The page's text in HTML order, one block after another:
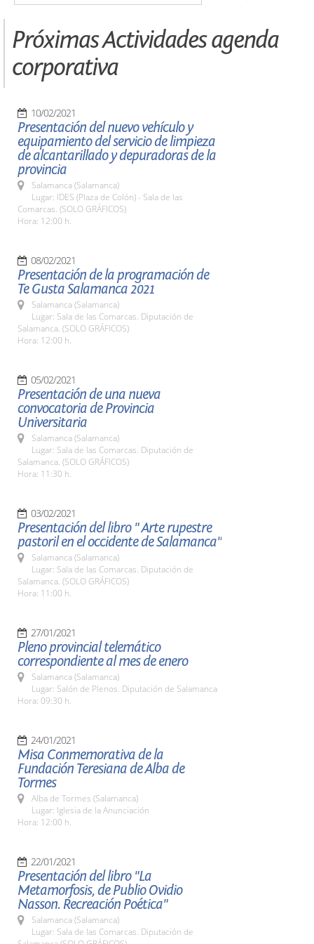
Próximas Actividades agenda
corporativa
10/02/2021
Presentación del nuevo vehículo y
equipamiento del servicio de limpieza
de alcantarillado y depuradoras de la
provincia
Salamanca (Salamanca)
Lugar: IDES (Plaza de Colón) - Sala de las
Comarcas. (SOLO GRÁFICOS)
Hora: 12:00 h.
08/02/2021
Presentación de la programación de
Te Gusta Salamanca 2021
Salamanca (Salamanca)
Lugar: Sala de las Comarcas. Diputación de
Salamanca. (SOLO GRÁFICOS)
Hora: 12:00 h.
05/02/2021
Presentación de una nueva
convocatoria de Provincia
Universitaria
Salamanca (Salamanca)
Lugar: Sala de las Comarcas. Diputación de
Salamanca. (SOLO GRÁFICOS)
Hora: 11:30 h.
03/02/2021
Presentación del libro " Arte rupestre
pastoril en el occidente de Salamanca"
Salamanca (Salamanca)
Lugar: Sala de las Comarcas. Diputación de
Salamanca. (SOLO GRÁFICOS)
Hora: 11:00 h.
27/01/2021
Pleno provincial telemático
correspondiente al mes de enero
Salamanca (Salamanca)
Lugar: Salón de Plenos. Diputación de Salamanca
Hora: 09:30 h.
24/01/2021
Misa Conmemorativa de la
Fundación Teresiana de Alba de
Tormes
Alba de Tormes (Salamanca)
Lugar: Iglesia de la Anunciación
Hora: 12:00 h.
22/01/2021
Presentación del libro "La
Metamorfosis, de Publio Ovidio
Nasson. Recreación Poética"
Salamanca (Salamanca)
Lugar: Sala de las Comarcas. Diputación de